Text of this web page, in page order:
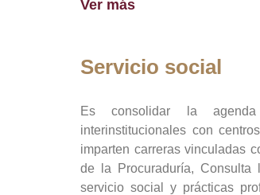
Ver más
Servicio social
Es consolidar la
interinstitucionales con
imparten carreras vinculadas
de la Procuraduría, Consulta
servicio social y prácticas